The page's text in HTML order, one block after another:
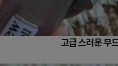
고급 스러운 무